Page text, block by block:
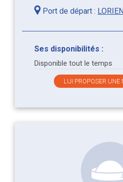
Port de départ :
Ses disponibilités :
Disponible tout le temps
LUI PROPOSER UNE